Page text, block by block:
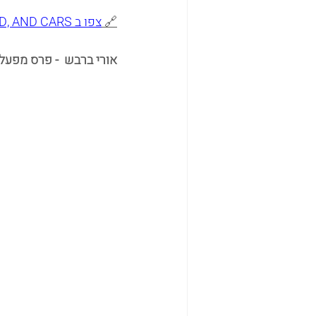
🔗 צפו ב FRIENDS, FOOD, AND CARS
אורי ברבש  - פרס